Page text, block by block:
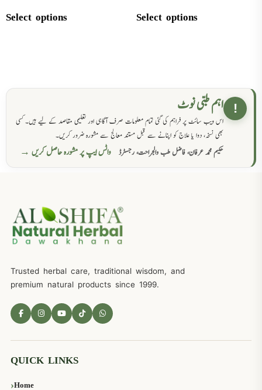
Select options Select options
! اہم طبی نوٹ
اس ویب سائٹ پر فراہم کی گئی تمام معلومات صرف آگاہی اور تعلیمی مقاصد کے لیے ہیں۔ کسی
بھی نسخہ، دوا یا علاج کو اپنانے سے قبل مستند معالج سے مشورہ ضرور کریں۔
حکیم محمد عرفان، فاضل طب والجراحت، رجسٹرڈ
واٹس ایپ پر مشورہ حاصل کریں →
Trusted herbal care, traditional wisdom, and
premium natural products since 1999.
QUICK LINKS
Home